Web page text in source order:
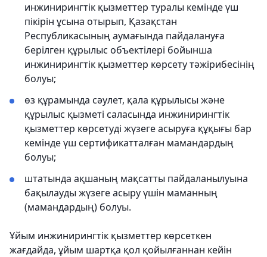
инжинирингтік қызметтер туралы кемінде үш
пікірін ұсына отырып, Қазақстан
Республикасының аумағында пайдалануға
берілген құрылыс объектілері бойынша
инжинирингтік қызметтер көрсету тәжірибесінің
болуы;
өз құрамында сәулет, қала құрылысы және
құрылыс қызметі саласында инжинирингтік
қызметтер көрсетуді жүзеге асыруға құқығы бар
кемінде үш сертификатталған мамандардың
болуы;
штатында ақшаның мақсатты пайдаланылуына
бақылауды жүзеге асыру үшін маманның
(мамандардың) болуы.
Ұйым инжинирингтік қызметтер көрсеткен
жағдайда, ұйым шартқа қол қойылғаннан кейін